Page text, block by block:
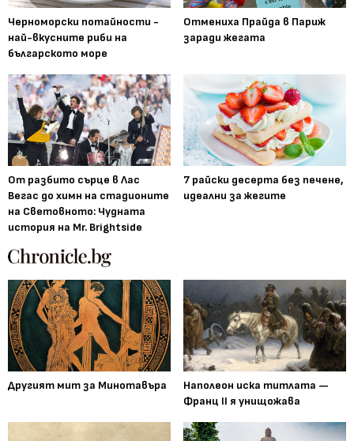
Черноморски потайности -
най-вкусните риби на
българското море
Отмениха Прайда в Париж
заради жегата
От разбито сърце в Лас
Вегас до химн на стадионите
на Световното: Чудната
история на Mr. Brightside
7 райски десерта без печене,
идеални за жегите
Другият мит за Минотавъра
Наполеон иска титлата —
Франц II я унищожава